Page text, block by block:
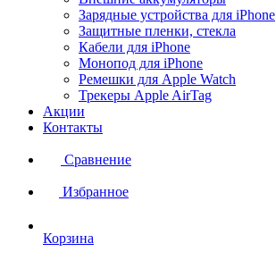
Зарядные устройства для iPhone
Защитные пленки, стекла
Кабели для iPhone
Монопод для iPhone
Ремешки для Apple Watch
Трекеры Apple AirTag
Акции
Контакты
Сравнение
Избранное
Корзина